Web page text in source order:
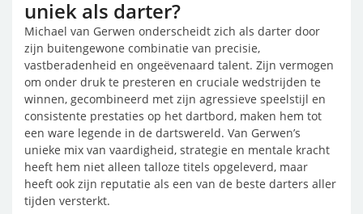
uniek als darter?
Michael van Gerwen onderscheidt zich als darter door
zijn buitengewone combinatie van precisie,
vastberadenheid en ongeëvenaard talent. Zijn vermogen
om onder druk te presteren en cruciale wedstrijden te
winnen, gecombineerd met zijn agressieve speelstijl en
consistente prestaties op het dartbord, maken hem tot
een ware legende in de dartswereld. Van Gerwen’s
unieke mix van vaardigheid, strategie en mentale kracht
heeft hem niet alleen talloze titels opgeleverd, maar
heeft ook zijn reputatie als een van de beste darters aller
tijden versterkt.